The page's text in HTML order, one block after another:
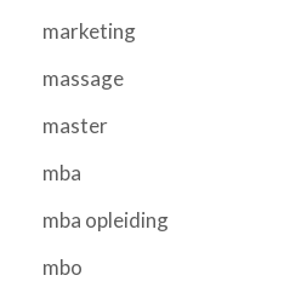
marketing
massage
master
mba
mba opleiding
mbo